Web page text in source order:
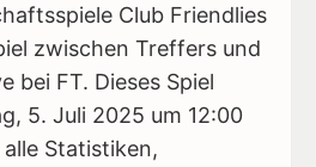
Club Friendlies
zwischen Treffers und
bei FT. Dieses Spiel
5. Juli 2025 um 12:00
Statistiken,